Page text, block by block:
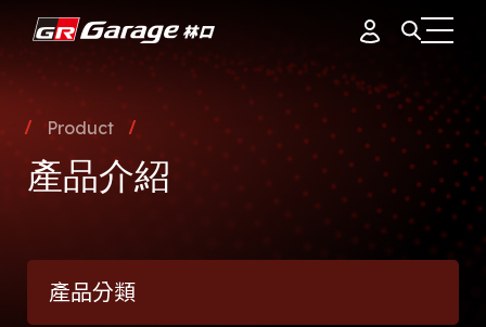
據點簡介
品牌故事
專業團隊
會員制度
會員資料
訂單紀錄
通知中心
Product
產品介紹
產品分類